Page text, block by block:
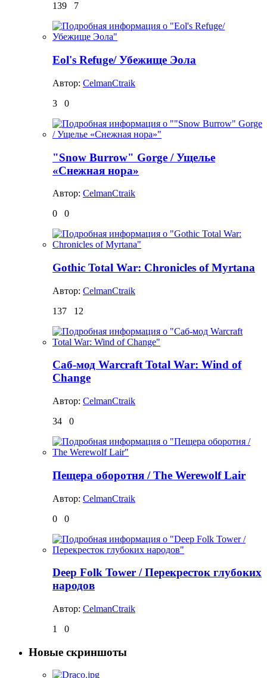
139
7
Eol's Refuge/ Убежище Эола
Автор: CelmanCtraik
3
0
"Snow Burrow" Gorge / Ущелье
«Снежная нора»
Автор: CelmanCtraik
0
0
Gothic Total War: Chronicles of Myrtana
Автор: CelmanCtraik
137
12
Саб-мод Warcraft Total War: Wind of
Change
Автор: CelmanCtraik
34
0
Пещера оборотня / The Werewolf Lair
Автор: CelmanCtraik
0
0
Deep Folk Tower / Перекресток глубоких
народов
Автор: CelmanCtraik
1
0
Новые скриншоты